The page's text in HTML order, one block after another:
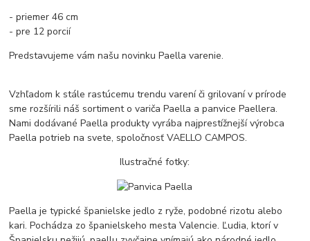
- priemer 46 cm
- pre 12 porcií
Predstavujeme vám našu novinku Paella varenie.
Vzhľadom k stále rastúcemu trendu varení či grilovaní v prírode
sme rozšírili náš sortiment o variča Paella a panvice Paellera.
Nami dodávané Paella produkty vyrába najprestížnejší výrobca
Paella potrieb na svete, spoločnosť VAELLO CAMPOS.
Ilustračné fotky:
Paella je typické španielske jedlo z ryže, podobné rizotu alebo
kari. Pochádza zo španielskeho mesta Valencie. Ľudia, ktorí v